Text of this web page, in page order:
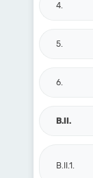
4.
5.
6.
B.II.
B.II.1.